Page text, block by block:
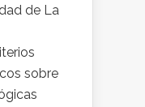
de La
sobre